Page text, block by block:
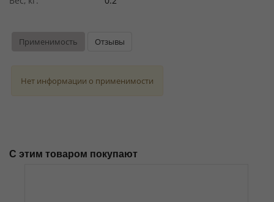
Применимость Отзывы
Нет информации о применимости
С этим товаром покупают